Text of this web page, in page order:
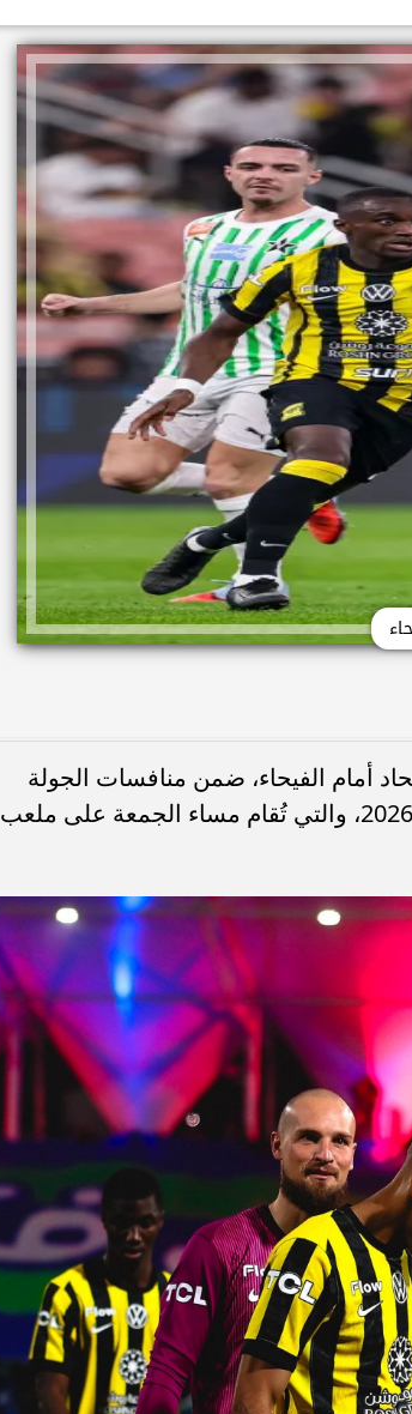
أمام الفيحاء، ضمن منافسات الجولة
الـ22 من بطولة دوري روشن السعودي لموسم 2025-2026، والتي تُقام مساء الجمعة على ملعب